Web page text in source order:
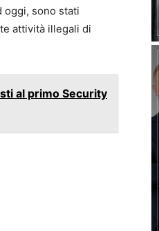
oggi, sono stati
attività illegali di
al primo Security